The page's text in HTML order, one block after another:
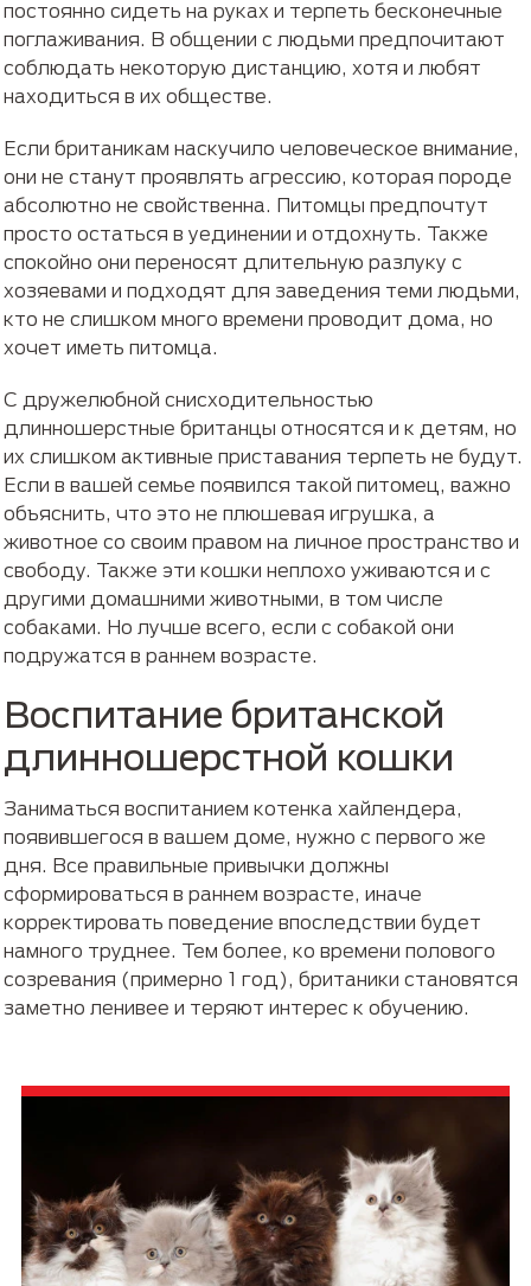
постоянно сидеть на руках и терпеть бесконечные
поглаживания. В общении с людьми предпочитают
соблюдать некоторую дистанцию, хотя и любят
находиться в их обществе.
Если британикам наскучило человеческое внимание,
они не станут проявлять агрессию, которая породе
абсолютно не свойственна. Питомцы предпочтут
просто остаться в уединении и отдохнуть. Также
спокойно они переносят длительную разлуку с
хозяевами и подходят для заведения теми людьми,
кто не слишком много времени проводит дома, но
хочет иметь питомца.
С дружелюбной снисходительностью
длинношерстные британцы относятся и к детям, но
их слишком активные приставания терпеть не будут.
Если в вашей семье появился такой питомец, важно
объяснить, что это не плюшевая игрушка, а
животное со своим правом на личное пространство и
свободу. Также эти кошки неплохо уживаются и с
другими домашними животными, в том числе
собаками. Но лучше всего, если с собакой они
подружатся в раннем возрасте.
Воспитание британской
длинношерстной кошки
Заниматься воспитанием котенка хайлендера,
появившегося в вашем доме, нужно с первого же
дня. Все правильные привычки должны
сформироваться в раннем возрасте, иначе
корректировать поведение впоследствии будет
намного труднее. Тем более, ко времени полового
созревания (примерно 1 год), британики становятся
заметно ленивее и теряют интерес к обучению.